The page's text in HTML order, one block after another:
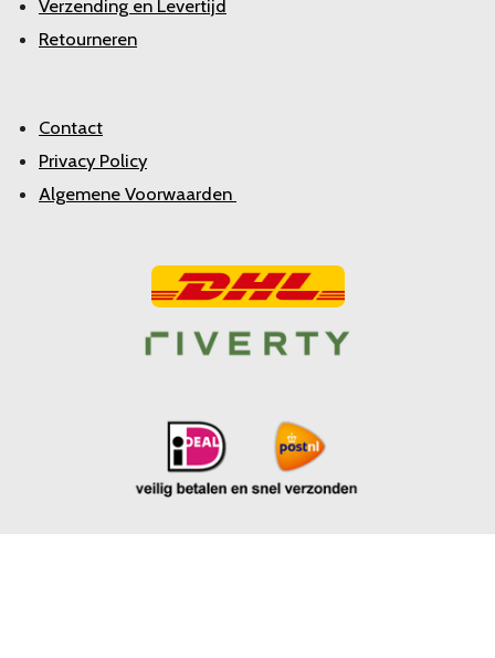
Verzending en Levertijd
Retourneren
Contact
Privacy Policy
Algemene Voorwaarden